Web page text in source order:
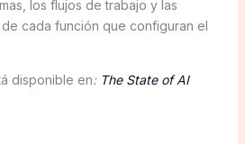
los flujos de trabajo y las
cada función que configuran el
disponible en: The State of AI